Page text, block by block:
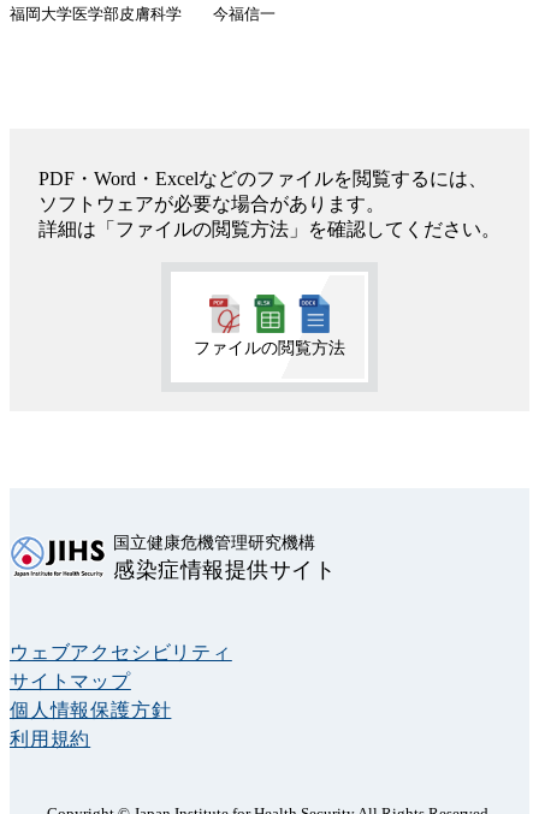
福岡大学医学部皮膚科学 今福信一
PDF・Word・Excelなどのファイルを閲覧するには、
ソフトウェアが必要な場合があります。
詳細は「ファイルの閲覧方法」を確認してください。
ファイルの閲覧方法
国立健康危機管理研究機構
感染症情報提供サイト
ウェブアクセシビリティ
サイトマップ
個人情報保護方針
利用規約